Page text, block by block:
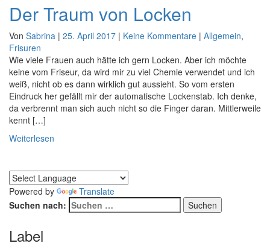
Der Traum von Locken
Von Sabrina | 25. April 2017 | Keine Kommentare | Allgemein,
Frisuren
Wie viele Frauen auch hätte ich gern Locken. Aber ich möchte
keine vom Friseur, da wird mir zu viel Chemie verwendet und ich
weiß, nicht ob es dann wirklich gut aussieht. So vom ersten
Eindruck her gefällt mir der automatische Lockenstab. Ich denke,
da verbrennt man sich auch nicht so die Finger daran. Mittlerweile
kennt […]
Weiterlesen
Powered by
Translate
Suchen nach:
Label